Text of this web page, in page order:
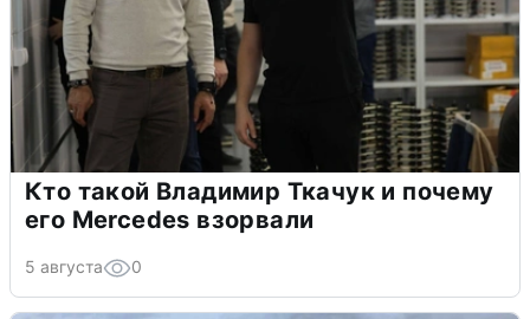
Кто такой Владимир Ткачук и почему
его Mercedes взорвали
5 августа 0